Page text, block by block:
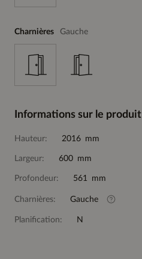
Charnières Gauche
Informations sur le produit
Hauteur: 2016 mm
Largeur: 600 mm
Profondeur: 561 mm
Charnières: Gauche
Planification: N